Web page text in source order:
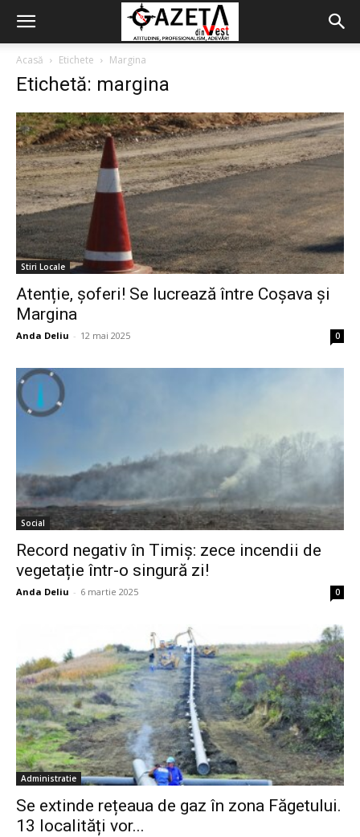
Acasă Etichete Margina
Etichetă: margina
Stiri Locale
Atenție, șoferi! Se lucrează între Coșava și
Margina
Anda Deliu - 12 mai 2025 0
Social
Record negativ în Timiș: zece incendii de
vegetație într-o singură zi!
Anda Deliu - 6 martie 2025 0
Administratie
Se extinde rețeaua de gaz în zona Făgetului.
13 localități vor...